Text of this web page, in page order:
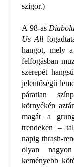
szigor.)
A 98-as
Us All
hangot, mely
felfogásban
szerepét
jelentőségű
páratlan
környékén
magát a
trendeken –
napig thrash-
olyan
keményebb